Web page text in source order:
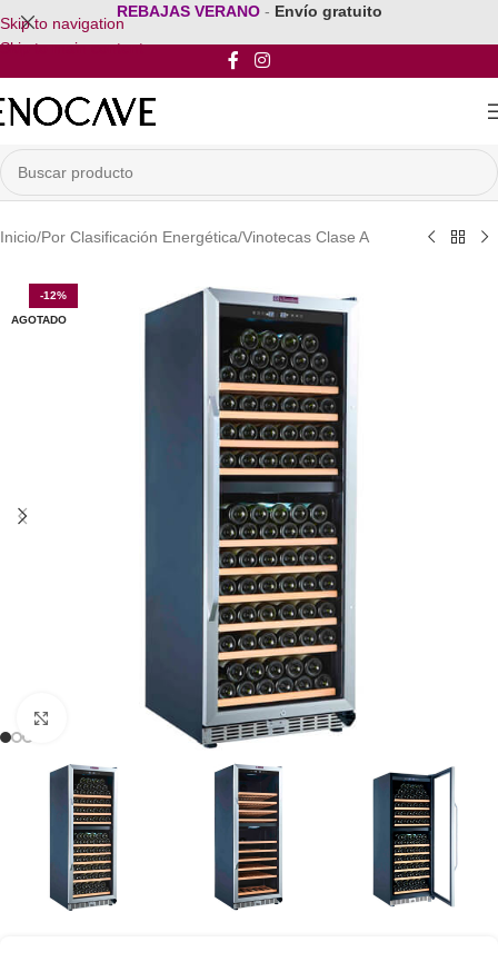
Skip to navigation
Skip to main content
REBAJAS VERANO - Envío gratuito
Inicio/Por Clasificación Energética/Vinotecas Clase A
-12%
AGOTADO
Clic para ampliar